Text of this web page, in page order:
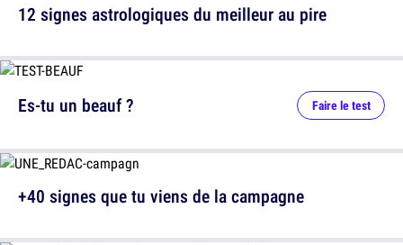
12 signes astrologiques du meilleur au pire
Es-tu un beauf ? Faire le test
+40 signes que tu viens de la campagne